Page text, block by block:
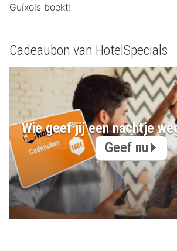
Guíxols boekt!
Cadeaubon van HotelSpecials
Wie geef jij een nachtje
Geef nu